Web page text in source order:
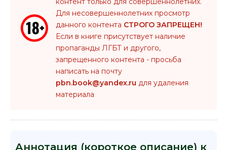
Для несовершеннолетних просмотр
данного контента СТРОГО ЗАПРЕЩЕН!
Если в книге присутствует наличие
пропаганды ЛГБТ и другого,
запрещенного контента - просьба
написать на почту
pbn.book@yandex.ru для удаления
материала
Аннотация (короткое описание) к